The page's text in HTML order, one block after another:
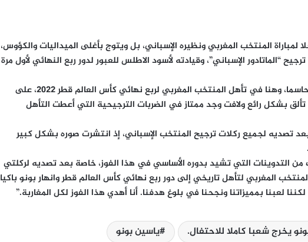
المنتخب المغربي ونظيره الإسباني، بل ويتوج بأغلى الميداليات والكؤوس،
“الماتادور الإسباني”، وقيادته لأسود الاطلس للعبور لدور ربع النهائي لأول مرة
ولعب ياسين بونو دورا محوريا وحاسما، وهنا في تأهل المنتخب المغربي لربع نهائي كأس العالم قطر 2022، على
بشكل رائع ولافت وجد ممتاز في الضربات الترجيحية التي أعطت التأهل
بعد تصديه لجميع ركلات ترجيح المنتخب الإسباني، إذ انتشرت صوره بشكل كبير
من التدوينات التي تشيد بدوره الأساسي في هذا الفوز، خاصة بعد تصديه لركلتي
المغربي لتأهل تاريخي إلى دور ربع نهائي كأس العالم قطر وانهار بونو باكيا
لعبنا بمميزاتنا ونجحنا في بلوغ هدفنا. أنا أهدي هذا الفوز لكل المغاربة.”
يخرج شعبا كاملا للاحتفال. ياسين بونو